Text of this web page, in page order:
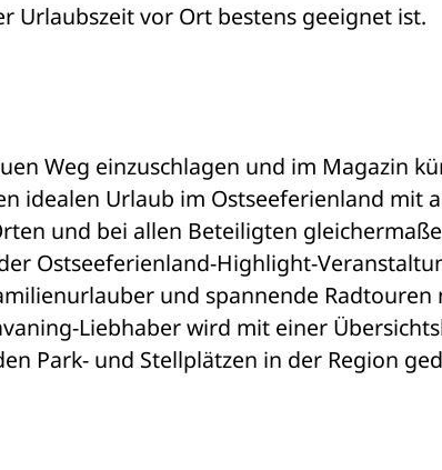
Urlaubszeit vor Ort bestens geeignet ist.
Weg einzuschlagen und im Magazin
idealen Urlaub im Ostseeferienland mit
und bei allen Beteiligten
Ostseeferienland-Highlight-
und spannende Radtouren
Liebhaber wird mit einer
Park- und Stellplätzen in der Region